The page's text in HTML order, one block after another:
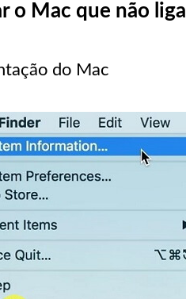
o Mac que não liga
do Mac